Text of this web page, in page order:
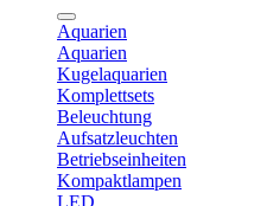
Aquarien
Aquarien
Kugelaquarien
Komplettsets
Beleuchtung
Aufsatzleuchten
Betriebseinheiten
Kompaktlampen
LED